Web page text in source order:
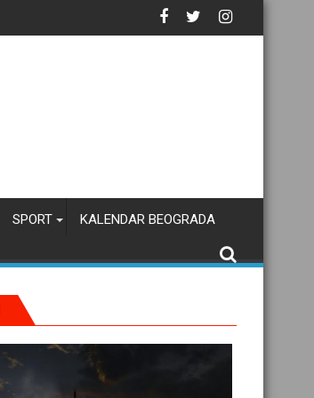
SPORT KALENDAR BEOGRADA